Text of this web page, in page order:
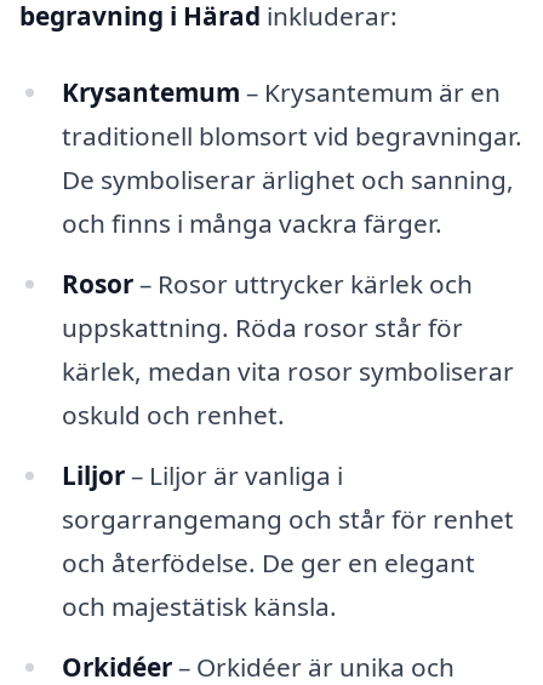
begravning i Härad inkluderar:
Krysantemum – Krysantemum är en
traditionell blomsort vid begravningar.
De symboliserar ärlighet och sanning,
och finns i många vackra färger.
Rosor– Rosor uttrycker kärlek och
uppskattning. Röda rosor står för
kärlek, medan vita rosor symboliserar
oskuld och renhet.
Liljor– Liljor är vanliga i
sorgarrangemang och står för renhet
och återfödelse. De ger en elegant
och majestätisk känsla.
Orkidéer– Orkidéer är unika och